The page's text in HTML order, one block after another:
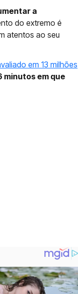
a
do extremo é
atentos ao seu
em 13 milhões
minutos em que